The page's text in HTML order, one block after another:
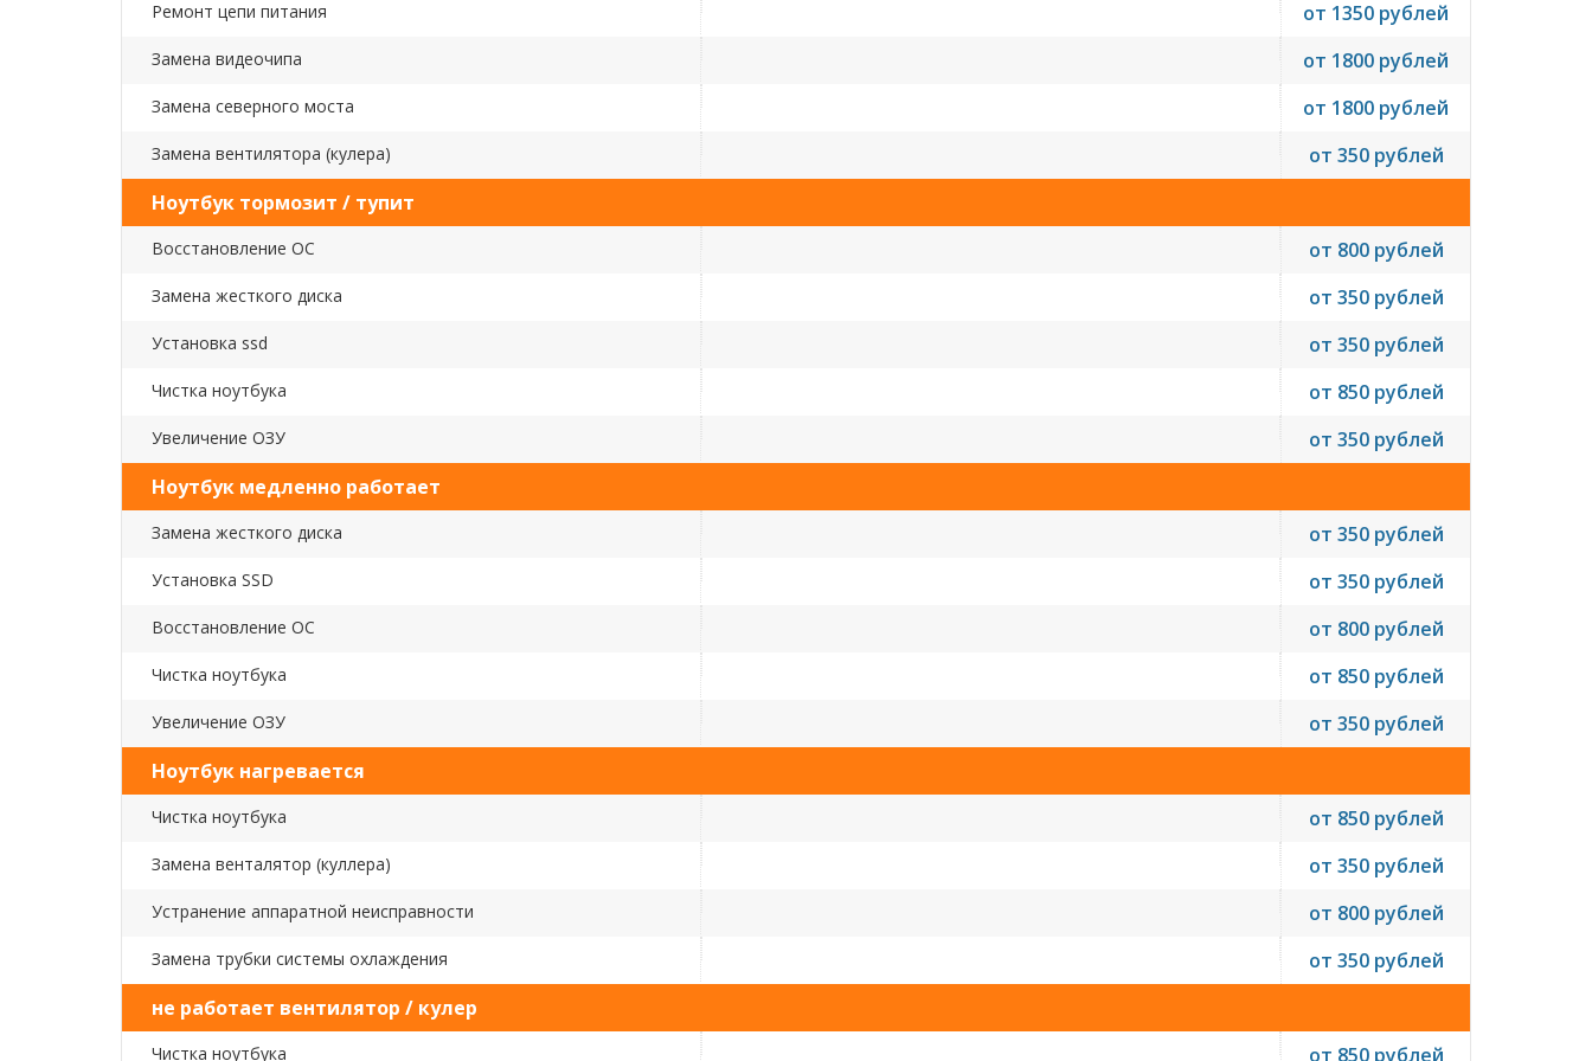
Ремонт цепи питания от 1350 рублей
Замена видеочипа от 1800 рублей
Замена северного моста от 1800 рублей
Замена вентилятора (кулера)
от 350 рублей
Ноутбук тормозит / тупит
Восстановление ОС от 800 рублей
Замена жесткого диска от 350 рублей
Установка ssd от 350 рублей
Чистка ноутбука от 850 рублей
Увеличение ОЗУ
от 350 рублей
Ноутбук медленно работает
Замена жесткого диска от 350 рублей
Установка SSD от 350 рублей
Восстановление ОС от 800 рублей
Чистка ноутбука от 850 рублей
Увеличение ОЗУ
от 350 рублей
Ноутбук нагревается
Чистка ноутбука от 850 рублей
Замена венталятор (куллера) от 350 рублей
Устранение аппаратной неисправности от 800 рублей
Замена трубки системы охлаждения
от 350 рублей
не работает вентилятор / кулер
Чистка ноутбука от 850 рублей